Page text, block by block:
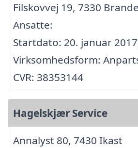
Filskovvej 19, 7330 Brande
Ansatte:
Startdato: 20. januar
Virksomhedsform:
CVR: 38353144
Hagelskjær Service
Annalyst 80, 7430 Ikast